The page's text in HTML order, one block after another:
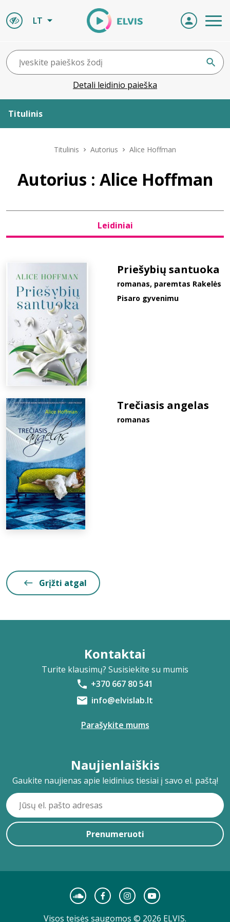
LT
Detali leidinio paieška
Titulinis
Leidiniai
D.U.K.
Titulinis Autorius Alice Hoffman
Autorius : Alice Hoffman
Leidiniai
Priešybių santuoka
romanas, paremtas Rakelės
Pisaro gyvenimu
Trečiasis angelas
romanas
Grįžti atgal
Kontaktai
Turite klausimų? Susisiekite su mumis
+370 667 80 541
info@elvislab.lt
Parašykite mums
Naujienlaiškis
Gaukite naujienas apie leidinius tiesiai į savo el. paštą!
Prenumeruoti
Visos teisės saugomos © 2026 ELVIS.